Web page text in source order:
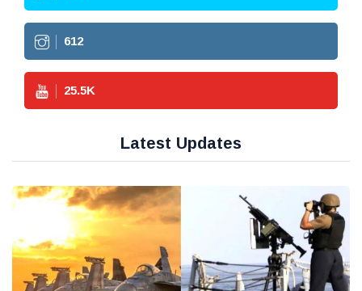
612
25.5K
Latest Updates